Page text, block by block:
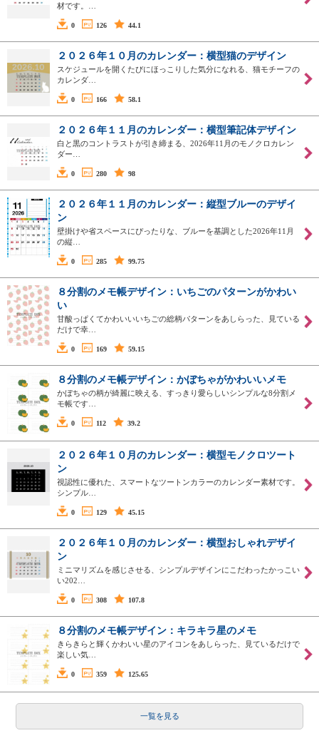
材です。…
0 126 44.1
２０２６年１０月のカレンダー：横型猫のデザイン
スケジュールを開くたびにほっこりした気分になれる、猫モチーフの
カレンダ…
0 166 58.1
２０２６年１１月のカレンダー：横型筆記体デザイン
白と黒のコントラストが引き締まる、2026年11月のモノクロカレン
ダー…
0 280 98
２０２６年１１月のカレンダー：縦型ブルーのデザイ
ン
壁掛けや省スペースにぴったりな、ブルーを基調とした2026年11月
の縦…
0 285 99.75
８分割のメモ帳デザイン：いちごのパターンがかわい
い
甘酸っぱくてかわいいいちごの総柄パターンをあしらった、見ている
だけで幸…
0 169 59.15
８分割のメモ帳デザイン：かぼちゃがかわいいメモ
かぼちゃの柄が綺麗に映える、すっきり愛らしいシンプルな8分割メ
モ帳です…
0 112 39.2
２０２６年１０月のカレンダー：横型モノクロツート
ン
視認性に優れた、スマートなツートンカラーのカレンダー素材です。
シンプル…
0 129 45.15
２０２６年１０月のカレンダー：横型おしゃれデザイ
ン
ミニマリズムを感じさせる、シンプルデザインにこだわったかっこい
い202…
0 308 107.8
８分割のメモ帳デザイン：キラキラ星のメモ
きらきらと輝くかわいい星のアイコンをあしらった、見ているだけで
楽しい気…
0 359 125.65
一覧を見る